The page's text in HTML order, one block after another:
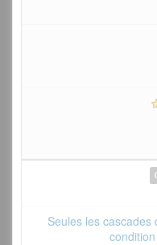
Seules les cascades